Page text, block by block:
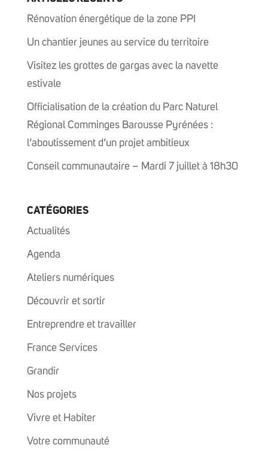
Rénovation énergétique de la zone PPI
Un chantier jeunes au service du territoire
Visitez les grottes de gargas avec la navette
estivale
Officialisation de la création du Parc Naturel
Régional Comminges Barousse Pyrénées :
l’aboutissement d’un projet ambitieux
Conseil communautaire – Mardi 7 juillet à 18h30
CATÉGORIES
Actualités
Agenda
Ateliers numériques
Découvrir et sortir
Entreprendre et travailler
France Services
Grandir
Nos projets
Vivre et Habiter
Votre communauté